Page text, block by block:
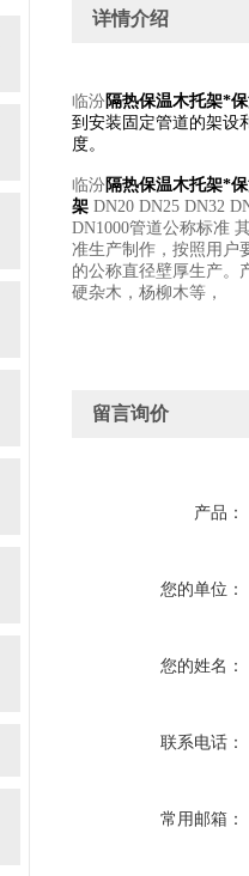
详情介绍
临汾隔热保温木托架*
到安装固定管道的架设
度。
临汾隔热保温木托架*
架 DN20 DN25 DN32
DN1000管道公称标准
准生产制作，按照用户
的公称直径壁厚生产。
硬杂木，杨柳木等，
留言询价
产品：
您的单位：
您的姓名：
联系电话：
常用邮箱：